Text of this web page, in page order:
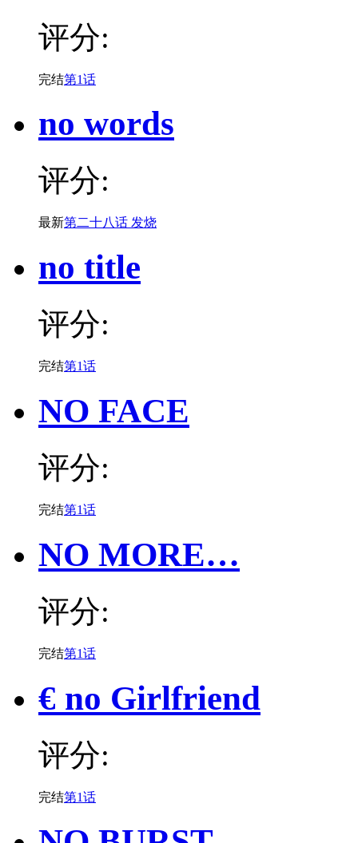
评分:
完结第1话
no words
评分:
最新第二十八话 发烧
no title
评分:
完结第1话
NO FACE
评分:
完结第1话
NO MORE…
评分:
完结第1话
€ no Girlfriend
评分:
完结第1话